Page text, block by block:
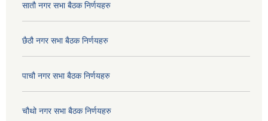
सातौ नगर सभा बैठक निर्णयहरु
छैठौ नगर सभा बैठक निर्णयहरु
पाचौ नगर सभा बैठक निर्णयहरु
चौथो नगर सभा बैठक निर्णयहरु